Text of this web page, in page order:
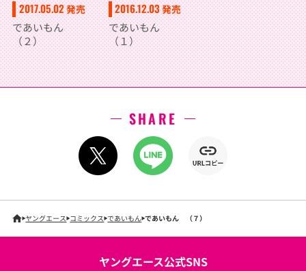
2017.05.02 発売
であいもん
（２）
2016.12.03 発売
であいもん
（１）
SHARE
ヤングエース コミックス であいもん であいもん （７）
ヤングエース公式SNS